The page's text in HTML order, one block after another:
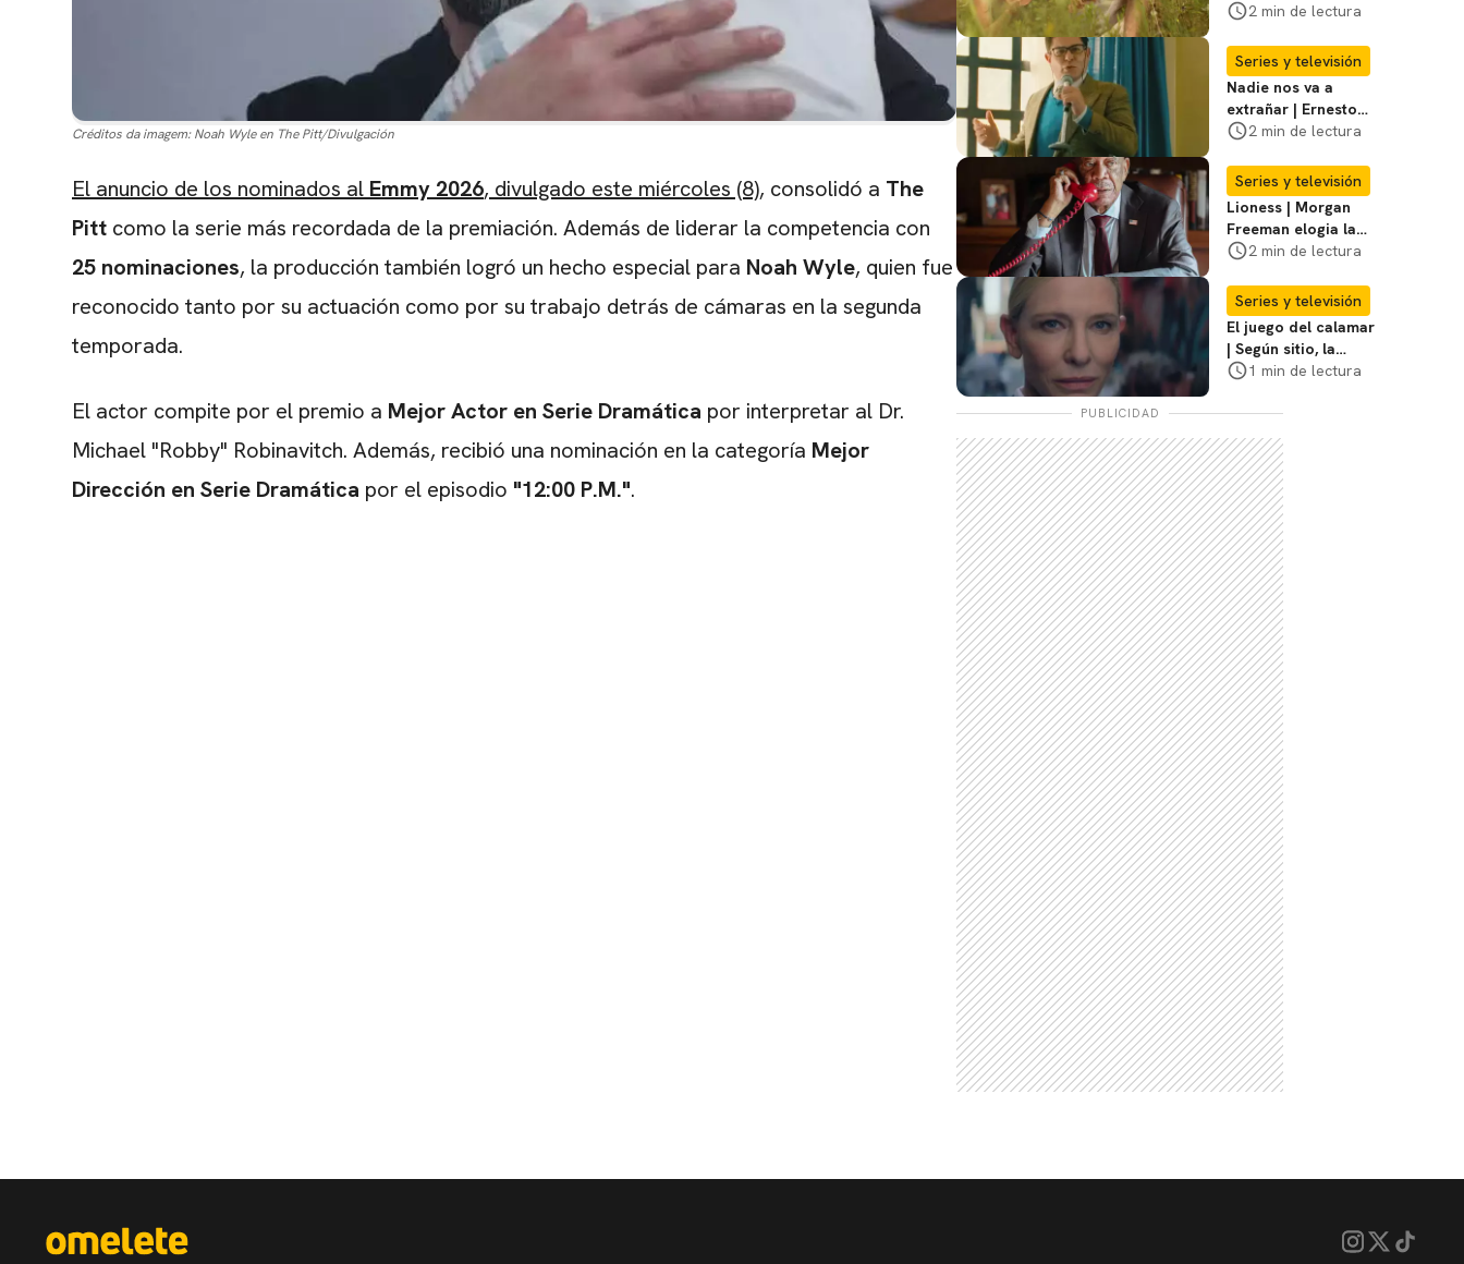
Créditos da imagem: Noah Wyle en The Pitt/Divulgación
El anuncio de los nominados al Emmy 2026, divulgado este miércoles (8), consolidó a The
Pitt como la serie más recordada de la premiación. Además de liderar la competencia con
25 nominaciones, la producción también logró un hecho especial para Noah Wyle, quien fue
reconocido tanto por su actuación como por su trabajo detrás de cámaras en la segunda
temporada.
El actor compite por el premio a Mejor Actor en Serie Dramática por interpretar al Dr.
Michael "Robby" Robinavitch. Además, recibió una nominación en la categoría Mejor
Dirección en Serie Dramática por el episodio "12:00 P.M.".
quedan juntos o
2 min de lectura
Series y televisión
Nadie nos va a
extrañar | Ernesto
Laguardia habla
2
2 min de lectura
Series y televisión
Lioness | Morgan
Freeman elogia la
escritura de Taylor
coraje"
2 min de lectura
Series y televisión
El juego del calamar
| Según sitio, la
versión de David
debería suceder
1 min de lectura
PUBLICIDAD